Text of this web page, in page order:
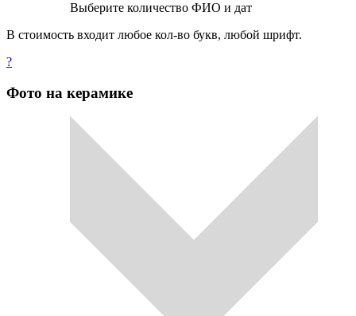
Выберите количество ФИО и дат
В стоимость входит любое кол-во букв, любой шрифт.
?
Фото на керамике